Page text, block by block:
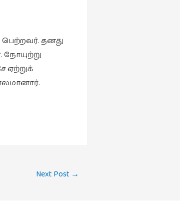
தனது
நோயுற்று
ஏற்றுக்
Next Post →